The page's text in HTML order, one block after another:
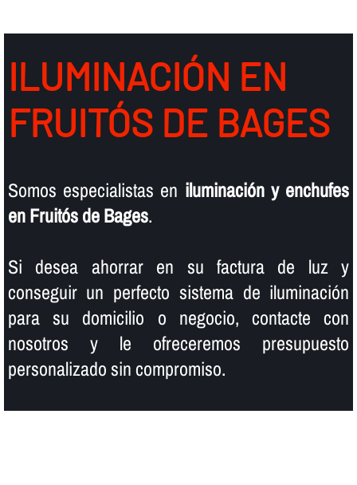
ILUMINACIÓN EN
FRUITÓS DE BAGES
Somos especialistas en iluminación y enchufes
en Fruitós de Bages.
Si desea ahorrar en su factura de luz y
conseguir un perfecto sistema de iluminación
para su domicilio o negocio, contacte con
nosotros y le ofreceremos presupuesto
personalizado sin compromiso.